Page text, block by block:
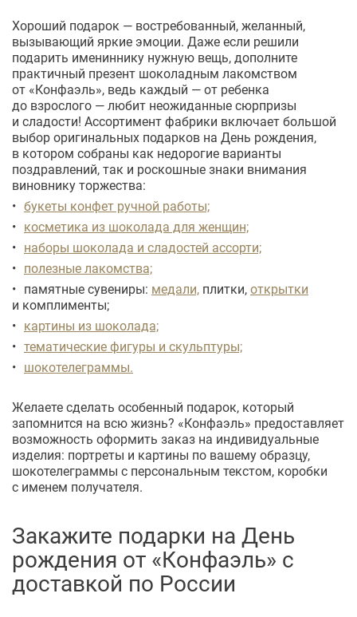
Хороший подарок — востребованный, желанный,
вызывающий яркие эмоции. Даже если решили
подарить имениннику нужную вещь, дополните
практичный презент шоколадным лакомством
от «Конфаэль», ведь каждый — от ребенка
до взрослого — любит неожиданные сюрпризы
и сладости! Ассортимент фабрики включает большой
выбор оригинальных подарков на День рождения,
в котором собраны как недорогие варианты
поздравлений, так и роскошные знаки внимания
виновнику торжества:
букеты конфет ручной работы;
косметика из шоколада для женщин;
наборы шоколада и сладостей ассорти;
полезные лакомства;
памятные сувениры: медали, плитки,открытки
и комплименты;
картины из шоколада;
тематические фигуры и скульптуры;
шокотелеграммы.
Желаете сделать особенный подарок, который
запомнится на всю жизнь? «Конфаэль» предоставляет
возможность оформить заказ на индивидуальные
изделия: портреты и картины по вашему образцу,
шокотелеграммы с персональным текстом, коробки
с именем получателя.
Закажите подарки на День
рождения от «Конфаэль» с
доставкой по России